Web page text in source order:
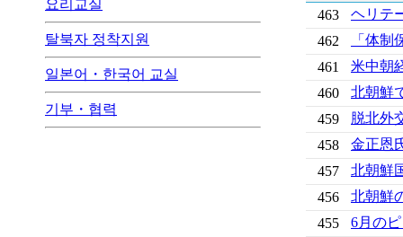
요리교실
탈북자 정착지원
일본어・한국어 교실
기부・협력
463
ヘリテ
462
「体
461
米中朝
460
北朝鮮
459
脱北外
458
金正恩
457
北朝鮮
456
北朝鮮
455
6月の